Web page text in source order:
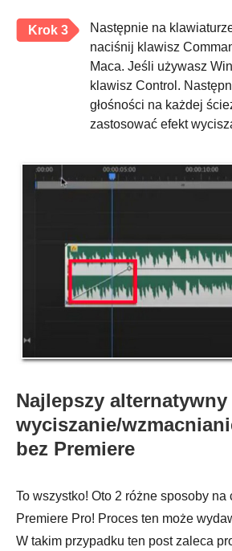
Krok 3
Następnie na
naciśnij klawisz
Maca. Jeśli używasz
klawisz Control.
głośności na każdej
zastosować efekt
Najlepszy
wyciszanie/
bez Premiere
To wszystko! Oto 2 różne sposoby
Premiere Pro! Proces ten może
W takim przypadku ten post zaleca